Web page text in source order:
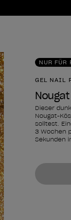
NUR FÜR
GEL NAIL
Dieser
Nougat-
solltest.
3 Wochen
Sekunden
Form